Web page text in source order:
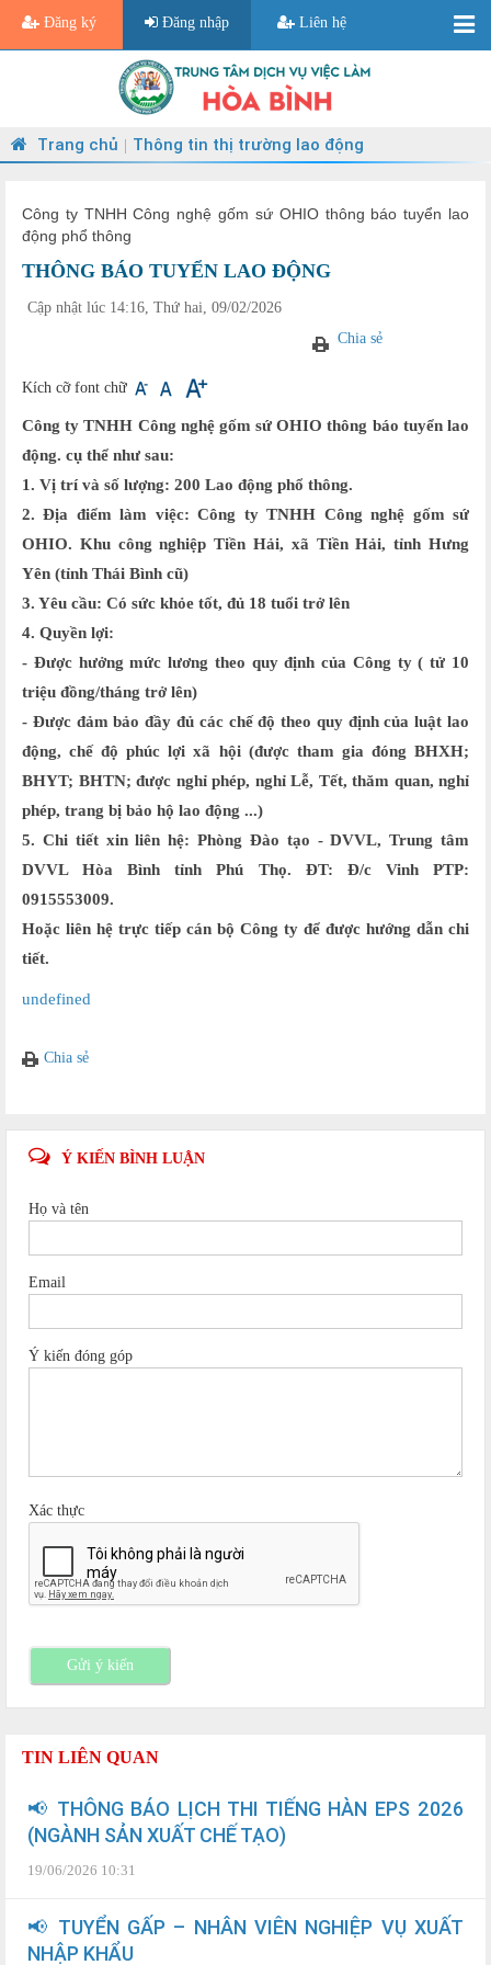
Đăng ký Đăng nhập Liên hệ
Trang chủ Thông tin thị trường lao động
Công ty TNHH Công nghệ gốm sứ OHIO thông báo tuyển lao
động phổ thông
THÔNG BÁO TUYỂN LAO ĐỘNG
Cập nhật lúc 14:16, Thứ hai, 09/02/2026
Chia sẻ
Kích cỡ font chữ
Công ty TNHH Công nghệ gốm sứ OHIO thông báo tuyển lao
động. cụ thể như sau:
1. Vị trí và số lượng: 200 Lao động phổ thông.
2. Địa điểm làm việc: Công ty TNHH Công nghệ gốm sứ
OHIO. Khu công nghiệp Tiền Hải, xã Tiền Hải, tỉnh Hưng
Yên (tỉnh Thái Bình cũ)
3. Yêu cầu: Có sức khỏe tốt, đủ 18 tuổi trở lên
4. Quyền lợi:
- Được hưởng mức lương theo quy định của Công ty ( tử 10
triệu đồng/tháng trở lên)
- Được đảm bảo đầy đủ các chế độ theo quy định của luật lao
động, chế độ phúc lợi xã hội (được tham gia đóng BHXH;
BHYT; BHTN; được nghỉ phép, nghỉ Lễ, Tết, thăm quan, nghỉ
phép, trang bị bảo hộ lao động ...)
5. Chi tiết xin liên hệ: Phòng Đào tạo - DVVL, Trung tâm
DVVL Hòa Bình tỉnh Phú Thọ. ĐT: Đ/c Vinh PTP:
0915553009.
Hoặc liên hệ trực tiếp cán bộ Công ty để được hướng dẫn chi
tiết.
undefined
Chia sẻ
Ý KIẾN BÌNH LUẬN
Họ và tên
Email
Ý kiến đóng góp
Xác thực
Gửi ý kiến
TIN LIÊN QUAN
📢 THÔNG BÁO LỊCH THI TIẾNG HÀN EPS 2026
(NGÀNH SẢN XUẤT CHẾ TẠO)
19/06/2026 10:31
📢 TUYỂN GẤP – NHÂN VIÊN NGHIỆP VỤ XUẤT
NHẬP KHẨU